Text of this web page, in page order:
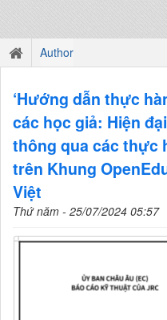
Author
‘Hướng dẫn thực
các học giả: Hiện
thông qua các thực
trên Khung
Việt
Thứ năm - 25/07/2024 05:57